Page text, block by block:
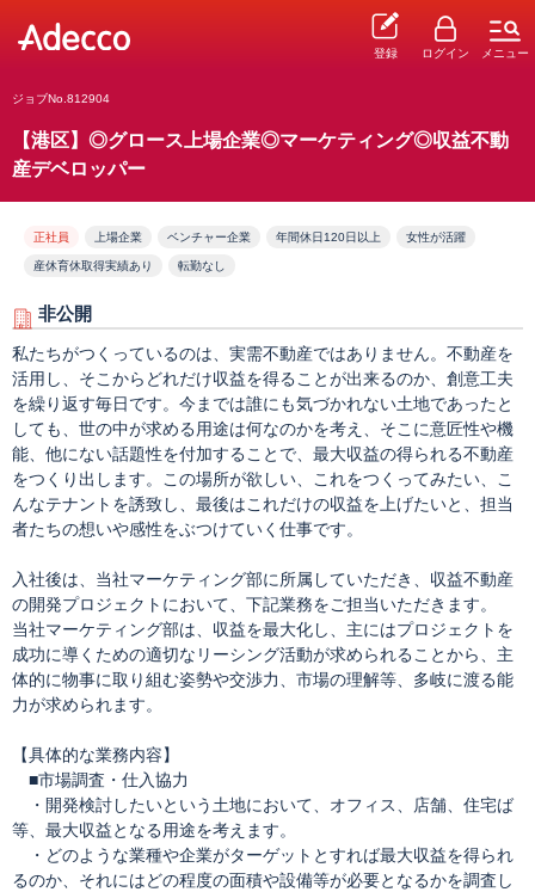
登録 ログイン メニュー
ジョブNo.812904
【港区】◎グロース上場企業◎マーケティング◎収益不動
産デベロッパー
正社員 上場企業 ベンチャー企業 年間休日120日以上 女性が活躍
産休育休取得実績あり 転勤なし
非公開
私たちがつくっているのは、実需不動産ではありません。不動産を
活用し、そこからどれだけ収益を得ることが出来るのか、創意工夫
を繰り返す毎日です。今までは誰にも気づかれない土地であったと
しても、世の中が求める用途は何なのかを考え、そこに意匠性や機
能、他にない話題性を付加することで、最大収益の得られる不動産
をつくり出します。この場所が欲しい、これをつくってみたい、こ
んなテナントを誘致し、最後はこれだけの収益を上げたいと、担当
者たちの想いや感性をぶつけていく仕事です。
入社後は、当社マーケティング部に所属していただき、収益不動産
の開発プロジェクトにおいて、下記業務をご担当いただきます。
当社マーケティング部は、収益を最大化し、主にはプロジェクトを
成功に導くための適切なリーシング活動が求められることから、主
体的に物事に取り組む姿勢や交渉力、市場の理解等、多岐に渡る能
力が求められます。
【具体的な業務内容】
■市場調査・仕入協力
・開発検討したいという土地において、オフィス、店舗、住宅ば
等、最大収益となる用途を考えます。
・どのような業種や企業がターゲットとすれば最大収益を得られ
るのか、それにはどの程度の面積や設備等が必要となるかを調査し